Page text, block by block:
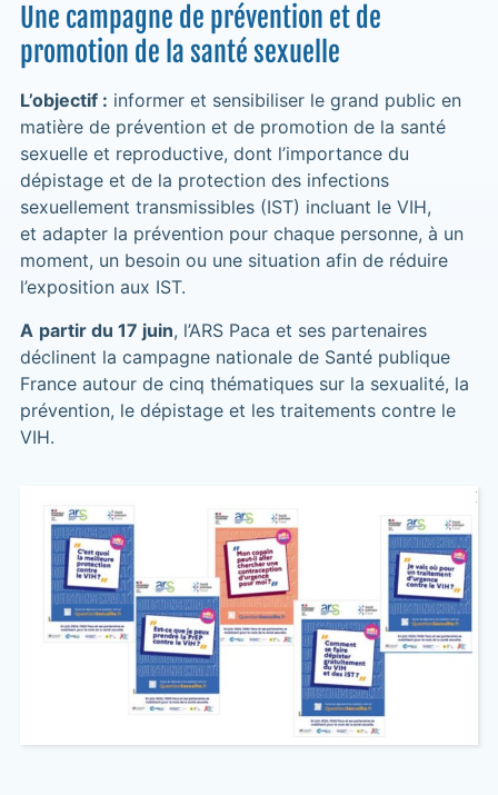
Une campagne de prévention et de
promotion de la santé sexuelle
L’objectif : informer et sensibiliser le grand public en
matière de prévention et de promotion de la santé
sexuelle et reproductive, dont l’importance du
dépistage et de la protection des infections
sexuellement transmissibles (IST) incluant le VIH,
et adapter la prévention pour chaque personne, à un
moment, un besoin ou une situation afin de réduire
l’exposition aux IST.
A partir du 17 juin, l’ARS Paca et ses partenaires
déclinent la campagne nationale de Santé publique
France autour de cinq thématiques sur la sexualité, la
prévention, le dépistage et les traitements contre le
VIH.